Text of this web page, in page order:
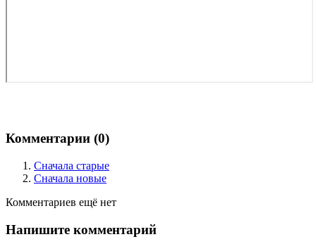
Комментарии (0)
Сначала старые
Сначала новые
Комментариев ещё нет
Напишите комментарий